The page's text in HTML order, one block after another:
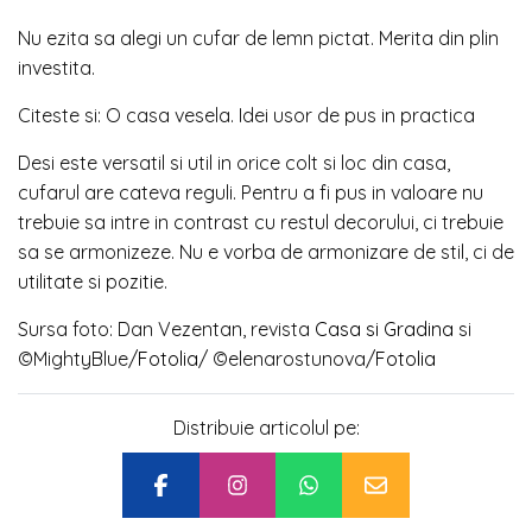
Nu ezita sa alegi un cufar de lemn pictat. Merita din plin
investita.
Citeste si: O casa vesela. Idei usor de pus in practica
Desi este versatil si util in orice colt si loc din casa,
cufarul are cateva reguli. Pentru a fi pus in valoare nu
trebuie sa intre in contrast cu restul decorului, ci trebuie
sa se armonizeze. Nu e vorba de armonizare de stil, ci de
utilitate si pozitie.
Sursa foto: Dan Vezentan, revista Casa si Gradina si
©MightyBlue/Fotolia/ ©elenarostunova/Fotolia
Distribuie articolul pe: